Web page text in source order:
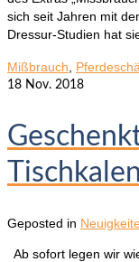
sich seit Jahren mit
Dressur-Studien hat
Mißbrauch
18 Nov. 2018
Geposted in
Ab sofort legen wir